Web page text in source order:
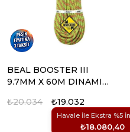
BEAL BOOSTER III
9.7MM X 60M DINAMIK
₺19.032
Havale İle Ekstra %5
₺18.080,40
₺20.034